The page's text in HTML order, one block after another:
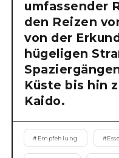
umfassender
den Reizen
von der
hügeligen
Küste bis hin
Kaido.
# Empfehlung #